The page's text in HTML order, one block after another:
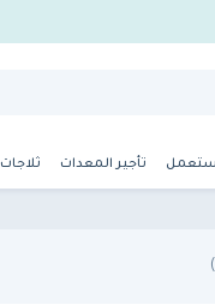
تأجير المعدات ثلاجات